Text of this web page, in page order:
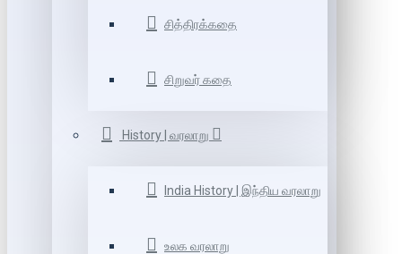
சித்திரக்கதை
சிறுவர் கதை
History | வரலாறு
India History | இந்திய வரலாறு
உலக வரலாறு